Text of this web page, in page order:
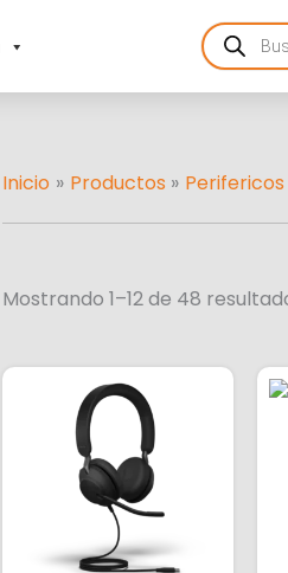
Products
search
Inicio Productos Perifericos
Mostrando 1–12 de 48